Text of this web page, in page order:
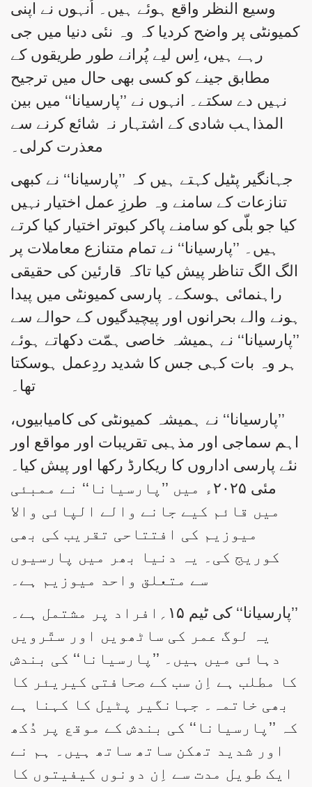
وسیع النظر واقع ہوئے ہیں۔ اُنہوں نے اپنی
کمیونٹی پر واضح کردیا کہ وہ نئی دنیا میں جی
رہے ہیں، اِس لیے پُرانے طور طریقوں کے
مطابق جینے کو کسی بھی حال میں ترجیح
نہیں دے سکتے۔ انہوں نے ’’پارسیانا‘‘ میں بین
المذاہب شادی کے اشتہار نہ شائع کرنے سے
معذرت کرلی۔
جہانگیر پٹیل کہتے ہیں کہ ’’پارسیانا‘‘ نے کبھی
تنازعات کے سامنے وہ طرزِ عمل اختیار نہیں
کیا جو بلّی کو سامنے پاکر کبوتر اختیار کیا کرتے
ہیں۔ ’’پارسیانا‘‘ نے تمام متنازع معاملات پر
الگ الگ تناظر پیش کیا تاکہ قارئین کی حقیقی
راہنمائی ہوسکے۔ پارسی کمیونٹی میں پیدا
ہونے والے بحرانوں اور پیچیدگیوں کے حوالے سے
’’پارسیانا‘‘ نے ہمیشہ خاصی ہمّت دکھاتے ہوئے
ہر وہ بات کہی جس کا شدید ردِعمل ہوسکتا
تھا۔
’’پارسیانا‘‘ نے ہمیشہ کمیونٹی کی کامیابیوں،
اہم سماجی اور مذہبی تقریبات اور مواقع اور
نئے پارسی اداروں کا ریکارڈ رکھا اور پیش کیا۔
مئی ۲۰۲۵ء میں ’’پارسیانا‘‘ نے ممبئی
میں قائم کیے جانے والے الپائی والا
میوزیم کی افتتاحی تقریب کی بھی
کوریج کی۔ یہ دنیا بھر میں پارسیوں
سے متعلق واحد میوزیم ہے۔
’’پارسیانا‘‘ کی ٹیم ۱۵؍افراد پر مشتمل ہے۔
یہ لوگ عمر کی ساٹھویں اور ستّرویں
دہائی میں ہیں۔ ’’پارسیانا‘‘ کی بندش
کا مطلب ہے اِن سب کے صحافتی کیریئر کا
بھی خاتمہ۔ جہانگیر پٹیل کا کہنا ہے
کہ ’’پارسیانا‘‘ کی بندش کے موقع پر دُکھ
اور شدید تھکن ساتھ ساتھ ہیں۔ ہم نے
ایک طویل مدت سے اِن دونوں کیفیتوں کا